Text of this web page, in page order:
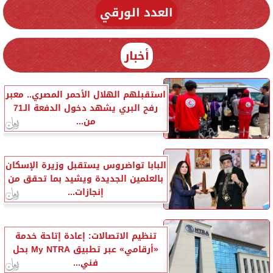
العدد الورقي
أخبار
استقبلهم الهلال الأحمر المصري.. معبر
رفح البري يشهد دخول الدفعة الـ71
من...
البابا تواضروس يستقبل وزيرة الإسكان
بالعلمين الجديدة ويشيد بما تحقق من
إنجازات...
تنظيم الاتصالات: إعادة إتاحة خدمة
«أرقامي» عبر تطبيق My NTRA بحل
فني...